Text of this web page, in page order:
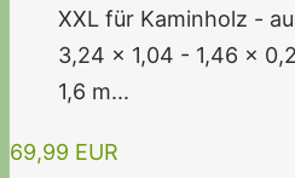
XXL für Kaminholz -
3,24 x 1,04 - 1,46 x
1,6 m...
69,99 EUR